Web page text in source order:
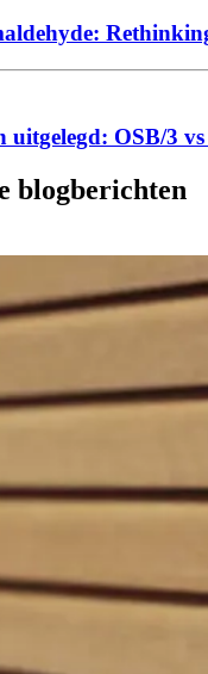
uitgelegd: OSB/3
blogberichten